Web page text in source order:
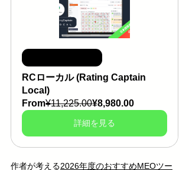
RCローカル (Rating Captain
Local)
From¥11,225.00¥8,980.00
詳細を見る
作者が考える2026年度のおすすめMEOツー